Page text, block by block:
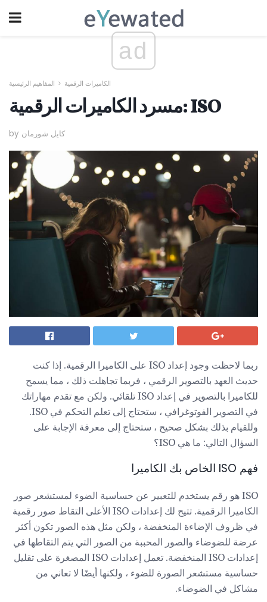
ad
الكاميرات الرقمية المفاهيم الرئيسية
مسرد الكاميرات الرقمية: ISO
by كايل شورمان
ربما لاحظت وجود إعداد ISO على الكاميرا الرقمية. إذا كنت
حديث العهد بالتصوير الرقمي ، فربما تجاهلت ذلك ، مما يسمح
للكاميرا بالتصوير في إعداد ISO تلقائي. ولكن مع تقدم مهاراتك
في التصوير الفوتوغرافي ، ستحتاج إلى تعلم التحكم في ISO.
وللقيام بذلك بشكل صحيح ، ستحتاج إلى معرفة الإجابة على
السؤال التالي: ما هي ISO؟
فهم ISO الخاص بك الكاميرا
ISO هو رقم يستخدم للتعبير عن حساسية الضوء لمستشعر صور
الكاميرا الرقمية. تتيح لك إعدادات ISO الأعلى التقاط صور رقمية
في ظروف الإضاءة المنخفضة ، ولكن مثل هذه الصور تكون أكثر
عرضة للضوضاء والصور المحببة من الصور التي يتم التقاطها في
إعدادات ISO المنخفضة. تعمل إعدادات ISO المصغرة على تقليل
حساسية مستشعر الصورة للضوء ، ولكنها أيضًا لا تعاني من
مشاكل في الضوضاء.